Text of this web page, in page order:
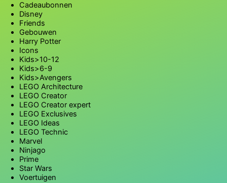
Cadeaubonnen
Disney
Friends
Gebouwen
Harry Potter
Icons
Kids>10-12
Kids>6-9
Kids>Avengers
LEGO Architecture
LEGO Creator
LEGO Creator expert
LEGO Exclusives
LEGO Ideas
LEGO Technic
Marvel
Ninjago
Prime
Star Wars
Voertuigen